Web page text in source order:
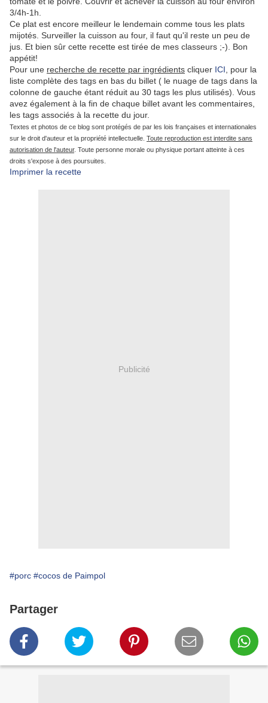
3/4h-1h.
Ce plat est encore meilleur le lendemain comme tous les plats
mijotés. Surveiller la cuisson au four, il faut qu'il reste un peu de
jus. Et bien sûr cette recette est tirée de mes classeurs ;-). Bon
appétit!
Pour une recherche de recette par ingrédients cliquer ICI , pour la
liste complète des tags en bas du billet ( le nuage de tags dans la
colonne de gauche étant réduit au 30 tags les plus utilisés). Vous
avez également à la fin de chaque billet avant les commentaires,
les tags associés à la recette du jour.
Textes et photos de ce blog sont protégés de par les lois françaises et internationales
sur le droit d'auteur et la propriété intellectuelle. Toute reproduction est interdite sans
autorisation de l'auteur. Toute personne morale ou physique portant atteinte à ces
droits s'expose à des poursuites.
Imprimer la recette
Publicité
#porc #cocos de Paimpol
Partager